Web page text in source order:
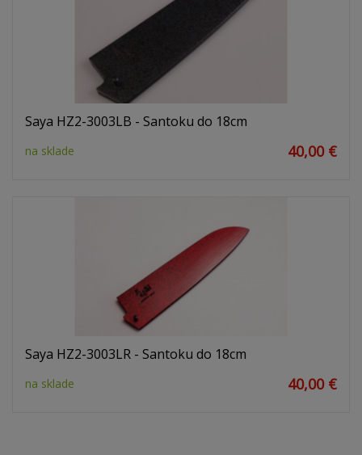
Saya HZ2-3003LB - Santoku do 18cm
na sklade 40,00 €
Saya HZ2-3003LR - Santoku do 18cm
na sklade 40,00 €